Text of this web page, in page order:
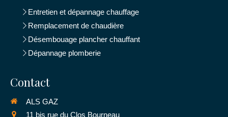
Entretien et dépannage chauffage
Remplacement de chaudière
Désembouage plancher chauffant
Dépannage plomberie
Contact
ALS GAZ
11 bis rue du Clos Bourneau